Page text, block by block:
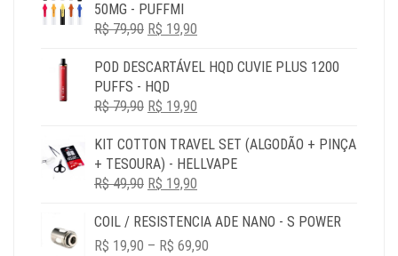
50MG - PUFFMI
R$79,90 O
ORIGINAL
ERA:
R$ 79,90.
R$ 19,90
ATUAL
POD DESCARTÁVEL HQD CUVIE PLUS 1200
PUFFS - HQD
R$79,90 O
ORIGINAL
ERA:
R$ 79,90.
R$ 19,90
ATUAL
É:
KIT COTTON TRAVEL SET (ALGODÃO + PINÇA
+ TESOURA) - HELLVAPE
R$49,90 O
ORIGINAL
ERA:
R$ 19,90
ATUAL
É:
COIL / RESISTENCIA ADE NANO - S POWER
R$ 19,90 – R$ 69,90